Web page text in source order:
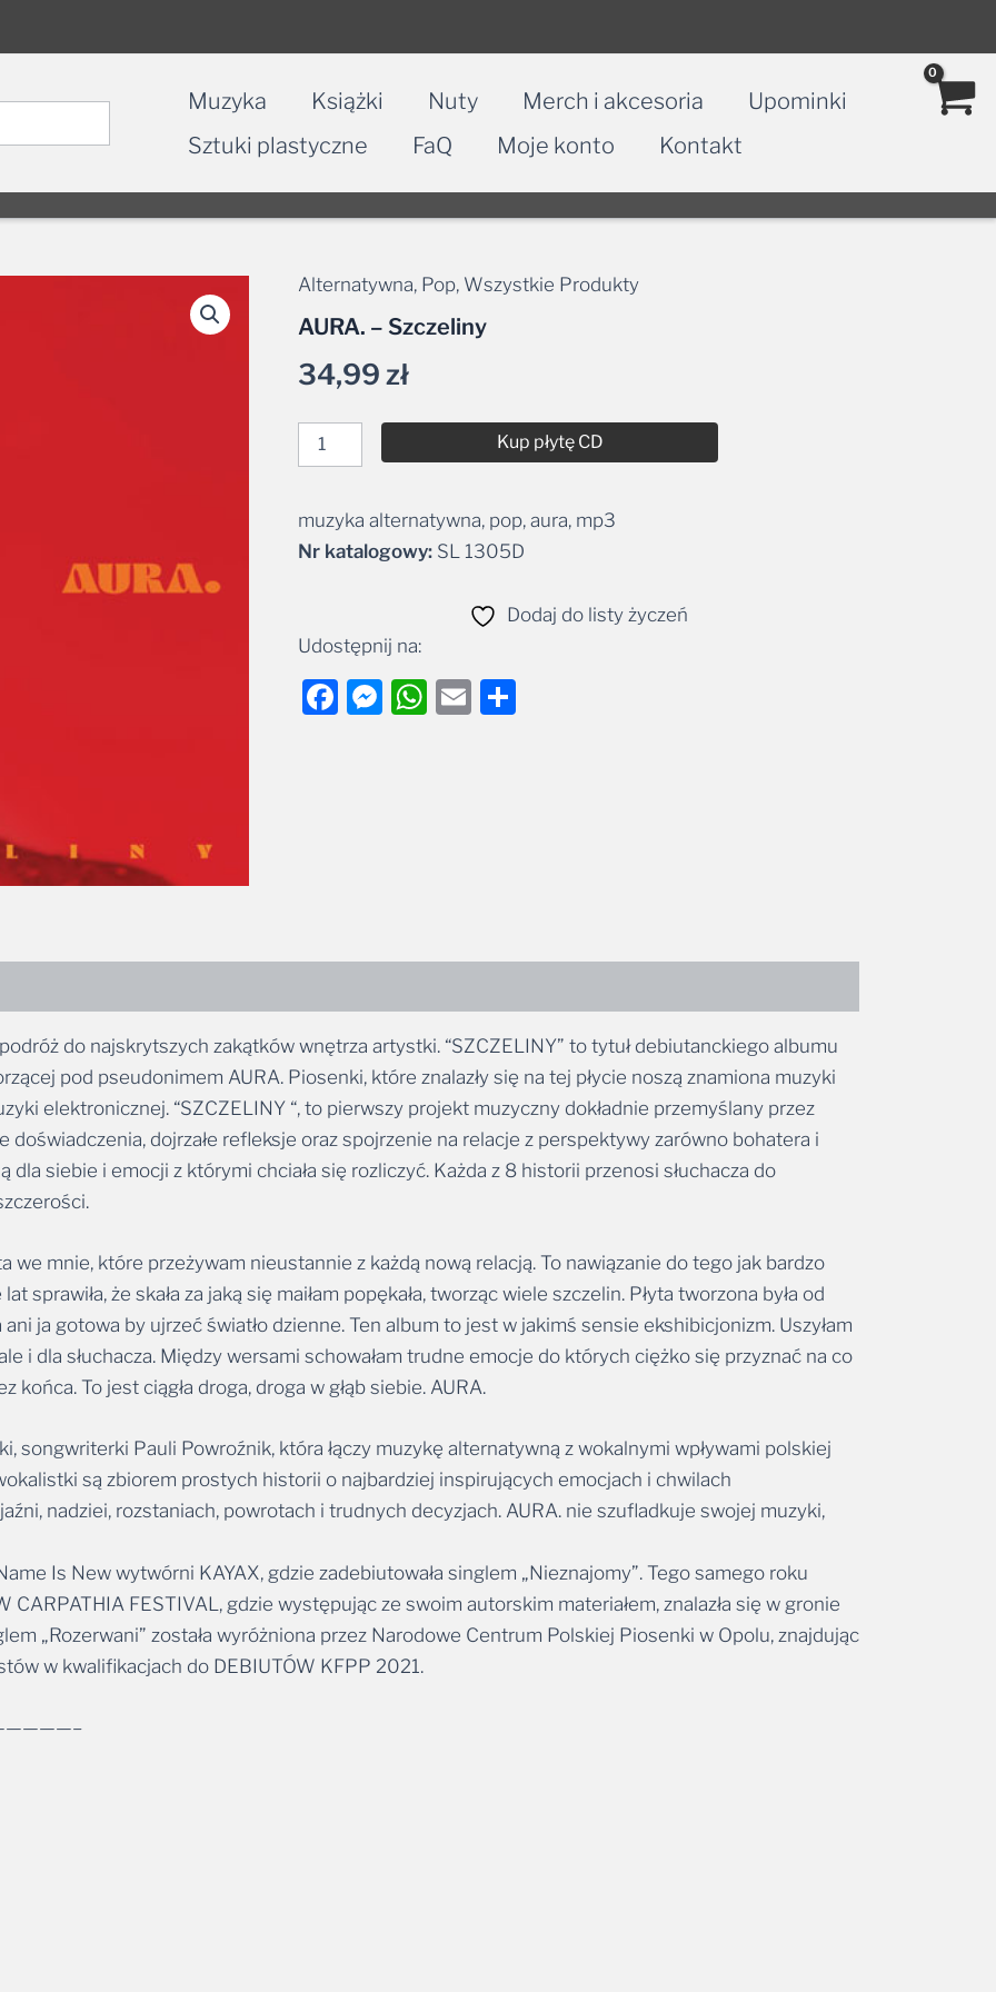
Muzyka Książki Nuty Merch i akcesoria
Upominki
Sztuki plastyczne
FaQ Moje konto Kontakt
Alternatywna, Pop, Wszystkie Produkty
AURA. – Szczeliny
34,99zł
ilość
-
Kup płytę CD
Alternative:
muzyka alternatywna, pop, aura, mp3
Nr katalogowy:SL 1305D
Dodaj do listy życzeń
Udostępnij na:
Facebook
Messenger
WhatsApp
EmailShare
do najskrytszych zakątków wnętrza artystki. “SZCZELINY” to tytuł debiutanckiego albumu
pod pseudonimem AURA. Piosenki, które znalazły się na tej płycie noszą znamiona muzyki
elektronicznej. “SZCZELINY “, to pierwszy projekt muzyczny dokładnie przemyślany przez
doświadczenia, dojrzałe refleksje oraz spojrzenie na relacje z perspektywy zarówno bohatera i
siebie i emocji z którymi chciała się rozliczyć. Każda z 8 historii przenosi słuchacza do
we mnie, które przeżywam nieustannie z każdą nową relacją. To nawiązanie do tego jak bardzo
sprawiła, że skała za jaką się maiłam popękała, tworząc wiele szczelin. Płyta tworzona była od
ani ja gotowa by ujrzeć światło dzienne. Ten album to jest w jakimś sensie ekshibicjonizm. Uszyłam
i dla słuchacza. Między wersami schowałam trudne emocje do których ciężko się przyznać na co
końca. To jest ciągła droga, droga w głąb siebie. AURA.
songwriterki Pauli Powroźnik, która łączy muzykę alternatywną z wokalnymi wpływami polskiej
są zbiorem prostych historii o najbardziej inspirujących emocjach i chwilach
nadziei, rozstaniach, powrotach i trudnych decyzjach. AURA. nie szufladkuje swojej muzyki,
Is New wytwórni KAYAX, gdzie zadebiutowała singlem „Nieznajomy”. Tego samego roku
CARPATHIA FESTIVAL, gdzie występując ze swoim autorskim materiałem, znalazła się w gronie
„Rozerwani” została wyróżniona przez Narodowe Centrum Polskiej Piosenki w Opolu, znajdując
w kwalifikacjach do DEBIUTÓW KFPP 2021.